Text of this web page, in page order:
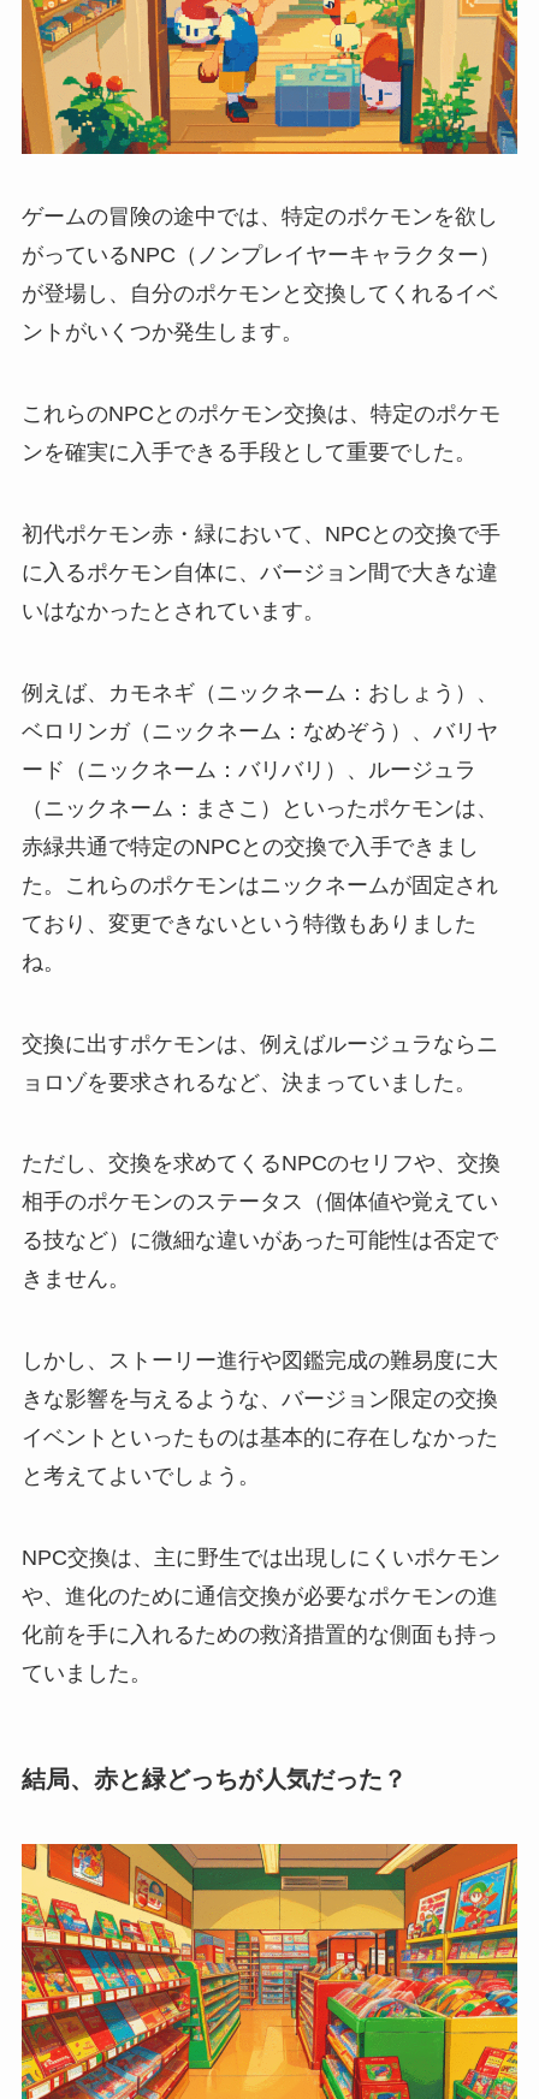
ゲームの冒険の途中では、特定のポケモンを欲し
がっているNPC（ノンプレイヤーキャラクター）
が登場し、自分のポケモンと交換してくれるイベ
ントがいくつか発生します。
これらのNPCとのポケモン交換は、特定のポケモ
ンを確実に入手できる手段として重要でした。
初代ポケモン赤・緑において、NPCとの交換で手
に入るポケモン自体に、バージョン間で大きな違
いはなかったとされています。
例えば、カモネギ（ニックネーム：おしょう）、
ベロリンガ（ニックネーム：なめぞう）、バリヤ
ード（ニックネーム：バリバリ）、ルージュラ
（ニックネーム：まさこ）といったポケモンは、
赤緑共通で特定のNPCとの交換で入手できまし
た。これらのポケモンはニックネームが固定され
ており、変更できないという特徴もありました
ね。
交換に出すポケモンは、例えばルージュラならニ
ョロゾを要求されるなど、決まっていました。
ただし、交換を求めてくるNPCのセリフや、交換
相手のポケモンのステータス（個体値や覚えてい
る技など）に微細な違いがあった可能性は否定で
きません。
しかし、ストーリー進行や図鑑完成の難易度に大
きな影響を与えるような、バージョン限定の交換
イベントといったものは基本的に存在しなかった
と考えてよいでしょう。
NPC交換は、主に野生では出現しにくいポケモン
や、進化のために通信交換が必要なポケモンの進
化前を手に入れるための救済措置的な側面も持っ
ていました。
結局、赤と緑どっちが人気だった？